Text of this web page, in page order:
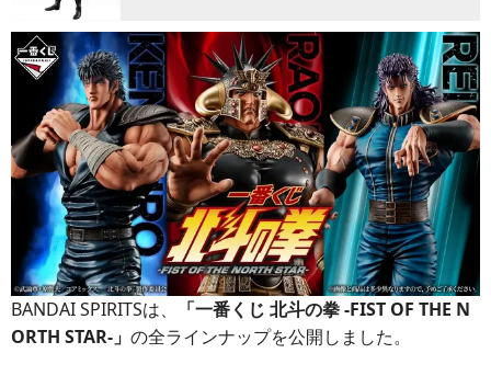
BANDAI SPIRITSは、
「一番くじ 北斗の拳 -FIST OF THE N
ORTH STAR-」 の全ラインナップを公開しました。